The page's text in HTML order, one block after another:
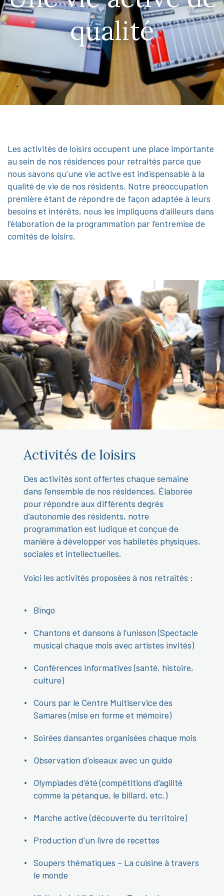
Foire aux questions
Actualités
Contact
qualité
Les activités de loisirs occupent une place importante
au sein de nos résidences pour retraités parce que
nous savons qu’une vie active est indispensable à la
qualité de vie de nos résidents. Notre préoccupation
première étant de répondre de façon adaptée à leurs
besoins et intérêts, nous les impliquons d’ailleurs dans
l’élaboration de la programmation par l’entremise de
comités de loisirs.
Activités de loisirs
Des activités sont offertes chaque semaine
dans l’ensemble de nos résidences. Élaborée
pour répondre aux différents degrés
d’autonomie des résidents, notre
programmation est ludique et conçue de
manière à développer vos habiletés physiques,
sociales et intellectuelles.
Voici les activités proposées à nos retraités :
Bingo
Chantons et dansons à l’unisson (Spectacle
musical chaque mois avec artistes invités)
Conférences informatives (santé, histoire,
culture)
Cours par le Centre Multiservice des
Samares (mise en forme et mémoire)
Soirées dansantes organisées chaque mois
Observation d’oiseaux avec un guide
Olympiades d’été (compétitions d’agilité
comme la pétanque, le billard, etc.)
Marche active (découverte du territoire)
Production d’un livre de recettes
Soupers thématiques – La cuisine à travers
le monde